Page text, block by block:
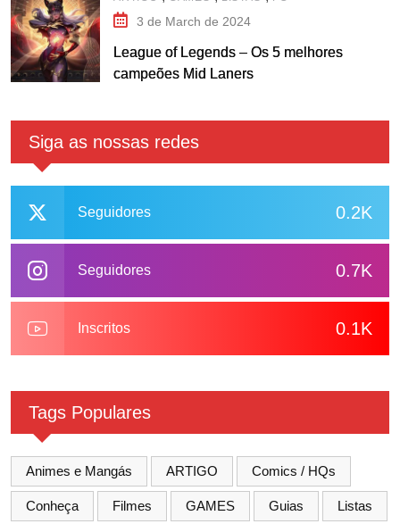
3 de March de 2024
League of Legends – Os 5 melhores
campeões Mid Laners
Siga as nossas redes
0.2K
Seguidores
0.7K
Seguidores
0.1K
Inscritos
Tags Populares
Animes e Mangás ARTIGO Comics / HQs
Conheça Filmes GAMES Guias Listas